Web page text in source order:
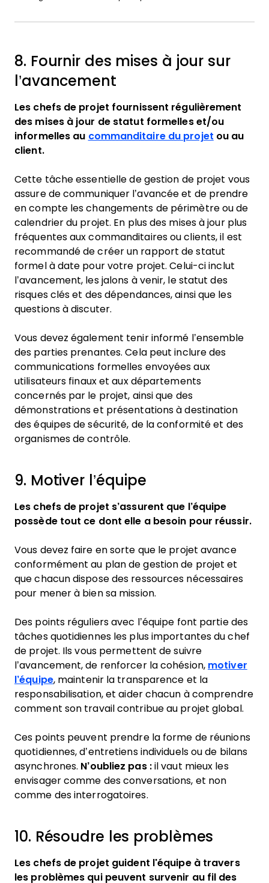
8. Fournir des mises à jour sur
l’avancement
Les chefs de projet fournissent régulièrement
des mises à jour de statut formelles et/ou
informelles au commanditaire du projet ou au
client.
Cette tâche essentielle de gestion de projet vous
assure de communiquer l’avancée et de prendre
en compte les changements de périmètre ou de
calendrier du projet. En plus des mises à jour plus
fréquentes aux commanditaires ou clients, il est
recommandé de créer un rapport de statut
formel à date pour votre projet. Celui-ci inclut
l’avancement, les jalons à venir, le statut des
risques clés et des dépendances, ainsi que les
questions à discuter.
Vous devez également tenir informé l’ensemble
des parties prenantes. Cela peut inclure des
communications formelles envoyées aux
utilisateurs finaux et aux départements
concernés par le projet, ainsi que des
démonstrations et présentations à destination
des équipes de sécurité, de la conformité et des
organismes de contrôle.
9. Motiver l’équipe
Les chefs de projet s’assurent que l’équipe
possède tout ce dont elle a besoin pour réussir.
Vous devez faire en sorte que le projet avance
conformément au plan de gestion de projet et
que chacun dispose des ressources nécessaires
pour mener à bien sa mission.
Des points réguliers avec l’équipe font partie des
tâches quotidiennes les plus importantes du chef
de projet. Ils vous permettent de suivre
l’avancement, de renforcer la cohésion, motiver
l’équipe, maintenir la transparence et la
responsabilisation, et aider chacun à comprendre
comment son travail contribue au projet global.
Ces points peuvent prendre la forme de réunions
quotidiennes, d’entretiens individuels ou de bilans
asynchrones. N’oubliez pas :il vaut mieux les
envisager comme des conversations, et non
comme des interrogatoires.
10. Résoudre les problèmes
Les chefs de projet guident l'équipe à travers
les problèmes qui peuvent survenir au fil des